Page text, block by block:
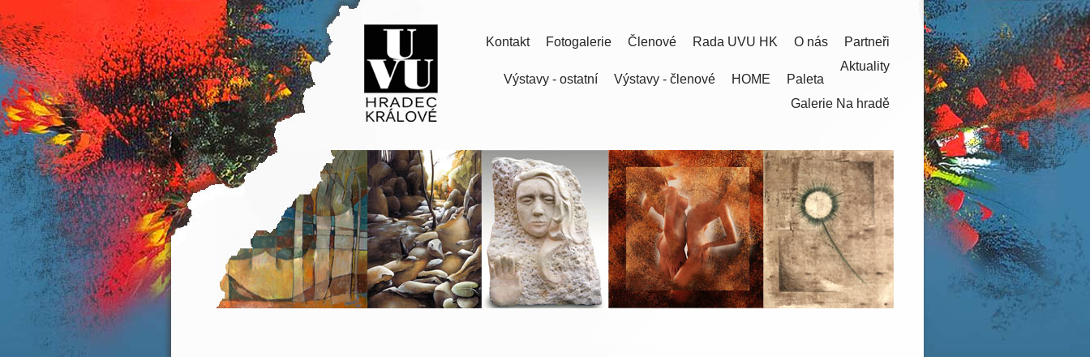
Partneři
O nás
Rada UVU HK
Členové
Fotogalerie
Kontakt
Aktuality
Paleta
HOME
Výstavy - členové
Výstavy - ostatní
Galerie Na hradě